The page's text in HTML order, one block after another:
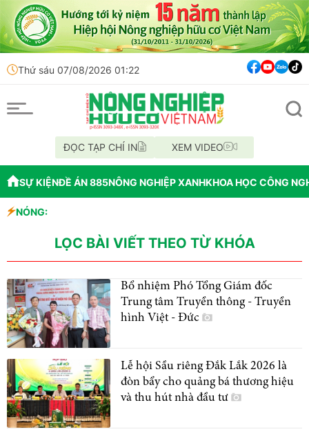
Thứ sáu 07/08/2026 01:22
ĐỌC TẠP CHÍ IN XEM VIDEO
SỰ KIỆNĐỀ ÁN 885NÔNG NGHIỆP XANHKHOA HỌC CÔNG
NÓNG:
- Đức
LỌC BÀI VIẾT THEO TỪ KHÓA
Bổ nhiệm Phó Tổng Giám đốc
Trung tâm Truyền thông - Truyền
hình Việt - Đức
Lễ hội Sầu riêng Đắk Lắk 2026 là
đòn bẩy cho quảng bá thương hiệu
và thu hút nhà đầu tư